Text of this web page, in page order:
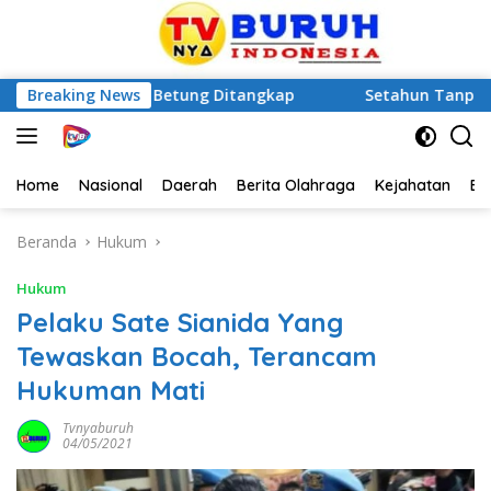
Breaking News
Lansia di Betung Ditangkap Setahun Tanpa
Home Nasional Daerah Berita Olahraga Kejahatan
Beranda Hukum
Hukum
Pelaku Sate Sianida Yang
Tewaskan Bocah, Terancam
Hukuman Mati
Tvnyaburuh
04/05/2021